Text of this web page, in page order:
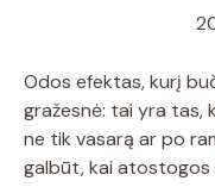
Odos efektas, kurį
gražesnė: tai yra tas,
ne tik vasarą ar po
galbūt, kai